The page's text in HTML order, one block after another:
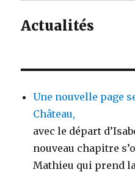
Actualités
Une nouvelle page
Château,
avec le départ
nouveau chapitre
Mathieu qui prend